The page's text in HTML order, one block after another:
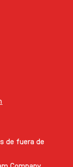
de fuera de